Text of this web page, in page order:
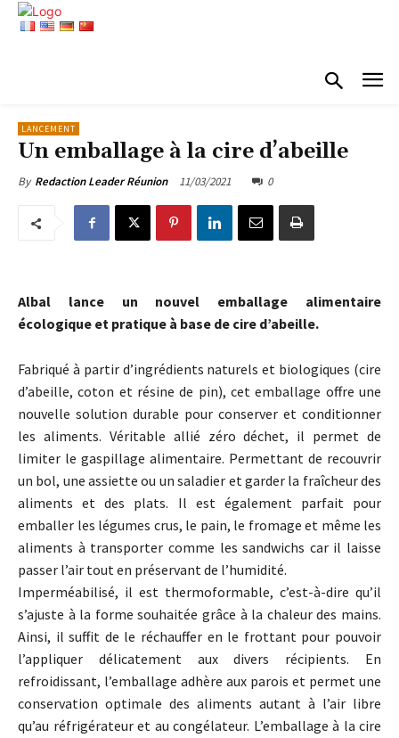
LANCEMENT
Un emballage à la cire d’abeille
By Redaction Leader Réunion 11/03/2021 0
Albal lance un nouvel emballage alimentaire
écologique et pratique à base de cire d’abeille.
Fabriqué à partir d’ingrédients naturels et biologiques (cire
d’abeille, coton et résine de pin), cet emballage offre une
nouvelle solution durable pour conserver et conditionner
les aliments. Véritable allié zéro déchet, il permet de
limiter le gaspillage alimentaire. Permettant de recouvrir
un bol, une assiette ou un saladier et garder la fraîcheur des
aliments et des plats. Il est également parfait pour
emballer les légumes crus, le pain, le fromage et même les
aliments à transporter comme les sandwichs car il laisse
passer l’air tout en préservant de l’humidité.
Imperméabilisé, il est thermoformable, c’est-à-dire qu’il
s’ajuste à la forme souhaitée grâce à la chaleur des mains.
Ainsi, il suffit de le réchauffer en le frottant pour pouvoir
l’appliquer délicatement aux divers récipients. En
refroidissant, l’emballage adhère aux parois et permet une
conservation optimale des aliments autant à l’air libre
qu’au réfrigérateur et au congélateur. L’emballage à la cire